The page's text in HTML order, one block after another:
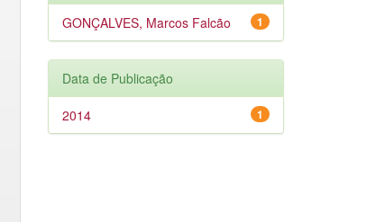
1
GONÇALVES, Marcos Falcão
Data de Publicação
1
2014